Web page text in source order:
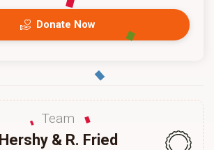
Donate Now
Team
Hershy & R. Fried